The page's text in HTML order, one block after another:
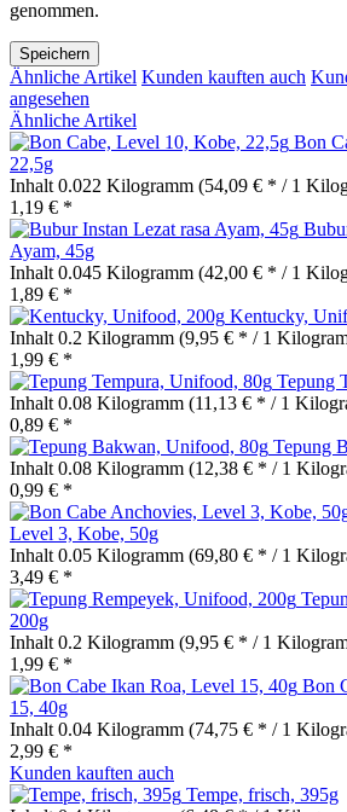
genommen.
Speichern
Ähnliche Artikel Kunden kauften auch
angesehen
Ähnliche Artikel
Bon
22,5g
Inhalt 0.022 Kilogramm (54,09 € * / 1
1,19 € *
Ayam, 45g
Inhalt 0.045 Kilogramm (42,00 € * / 1
1,89 € *
Kentucky,
Inhalt 0.2 Kilogramm (9,95 € * / 1
1,99 € *
Tepung
Inhalt 0.08 Kilogramm (11,13 € * / 1
0,89 € *
Tepung
Inhalt 0.08 Kilogramm (12,38 € * / 1
0,99 € *
Level 3, Kobe, 50g
Inhalt 0.05 Kilogramm (69,80 € * / 1
3,49 € *
200g
Inhalt 0.2 Kilogramm (9,95 € * / 1
1,99 € *
Bon
15, 40g
Inhalt 0.04 Kilogramm (74,75 € * / 1
2,99 € *
Kunden kauften auch
Tempe, frisch, 395g